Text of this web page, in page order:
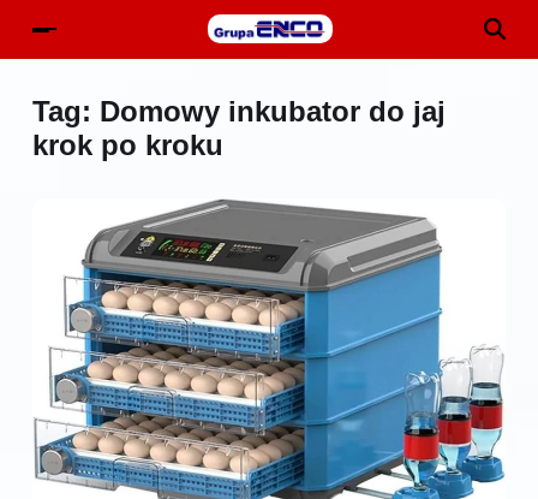
Tag: Domowy inkubator do jaj
krok po kroku